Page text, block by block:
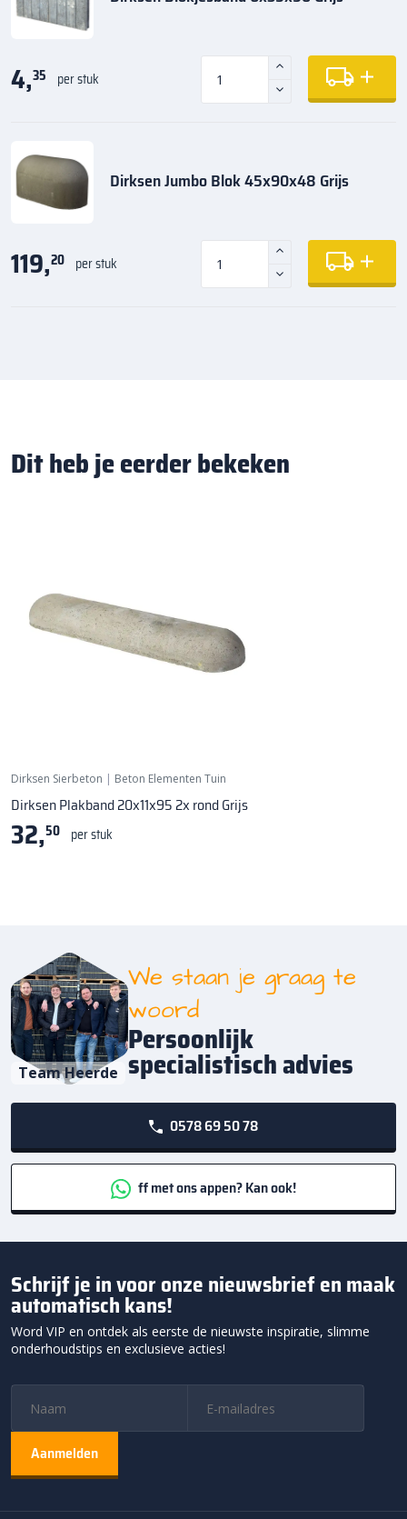
4,35 per stuk
Dirksen Jumbo Blok 45x90x48 Grijs
119,20 per stuk
Dit heb je eerder bekeken
Dirksen Sierbeton | Beton Elementen Tuin
Dirksen Plakband 20x11x95 2x rond Grijs
32,50 per stuk
Team Heerde
We staan je graag te
woord
Persoonlijk
specialistisch advies
0578 69 50 78
ff met ons appen? Kan ook!
Schrijf je in voor onze nieuwsbrief en maak
automatisch kans!
Word VIP en ontdek als eerste de nieuwste inspiratie, slimme
onderhoudstips en exclusieve acties!